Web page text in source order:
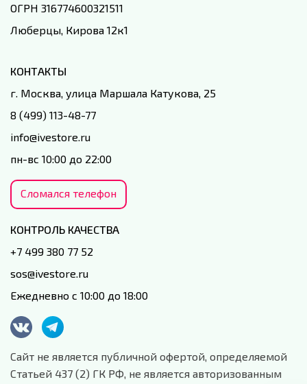
ОГРН 316774600321511
Люберцы, Кирова 12к1
КОНТАКТЫ
г. Москва, улица Маршала Катукова, 25
8 (499) 113-48-77
info@ivestore.ru
пн-вс 10:00 до 22:00
Сломался телефон
КОНТРОЛЬ КАЧЕСТВА
+7 499 380 77 52
sos@ivestore.ru
Ежедневно с 10:00 до 18:00
Сайт не является публичной офертой, определяемой
Статьей 437 (2) ГК РФ, не является авторизованным